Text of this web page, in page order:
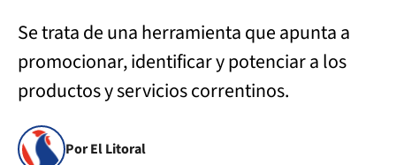
Se trata de una herramienta que apunta a
promocionar, identificar y potenciar a los
productos y servicios correntinos.
Por El Litoral